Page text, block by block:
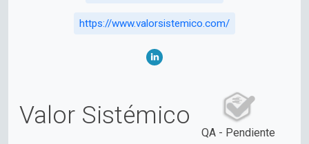
https://www.valorsistemico.com/
Valor Sistémico
QA - Pendiente